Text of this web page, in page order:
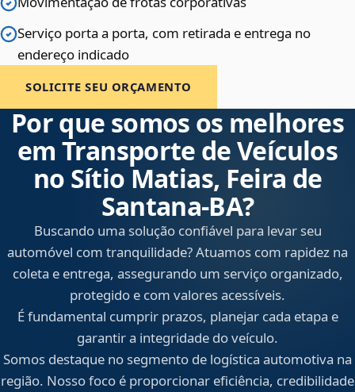
Serviço porta a porta, com retirada e entrega no
endereço indicado
SOLICITE SEU ORÇAMENTO
Por que somos os melhores
em Transporte de Veículos
no Sítio Matias, Feira de
Santana‑BA?
Buscando uma solução confiável para levar seu
automóvel com tranquilidade? Atuamos com rapidez na
coleta e entrega, assegurando um serviço organizado,
protegido e com valores acessíveis.
É fundamental cumprir prazos, planejar cada etapa e
garantir a integridade do veículo.
Somos destaque no segmento de logística automotiva na
região. Nosso foco é proporcionar eficiência, credibilidade